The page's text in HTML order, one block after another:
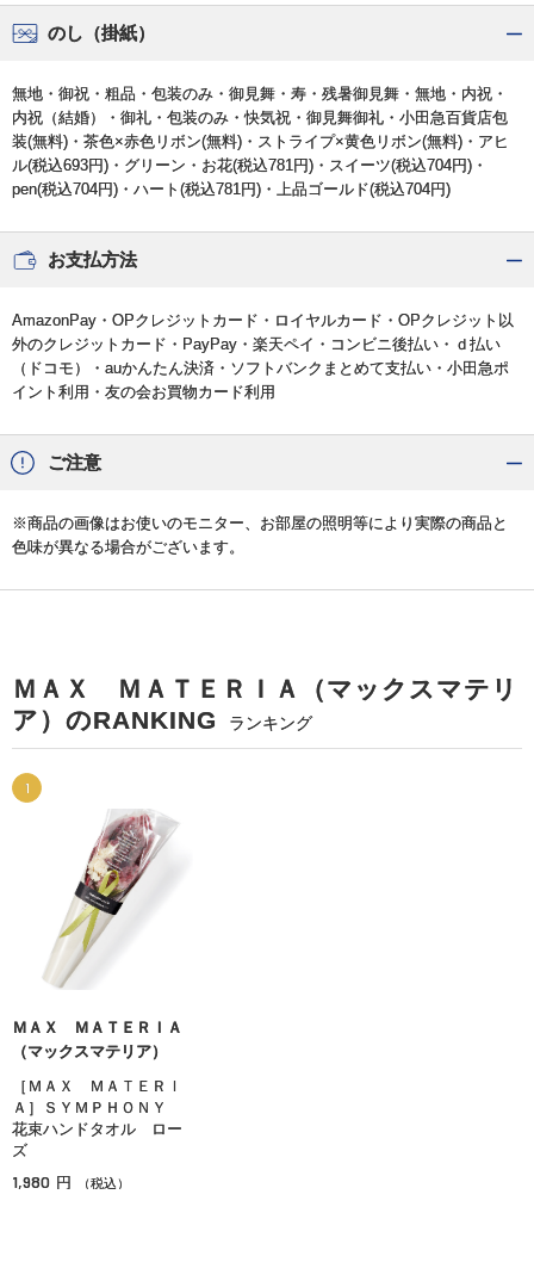
のし（掛紙）
無地・御祝・粗品・包装のみ・御見舞・寿・残暑御見舞・無地・内祝・
内祝（結婚）・御礼・包装のみ・快気祝・御見舞御礼・小田急百貨店包
装(無料)・茶色×赤色リボン(無料)・ストライプ×黄色リボン(無料)・アヒ
ル(税込693円)・グリーン・お花(税込781円)・スイーツ(税込704円)・
pen(税込704円)・ハート(税込781円)・上品ゴールド(税込704円)
お支払方法
AmazonPay・OPクレジットカード・ロイヤルカード・OPクレジット以
外のクレジットカード・PayPay・楽天ペイ・コンビニ後払い・ｄ払い
（ドコモ）・auかんたん決済・ソフトバンクまとめて支払い・小田急ポ
イント利用・友の会お買物カード利用
ご注意
※商品の画像はお使いのモニター、お部屋の照明等により実際の商品と
色味が異なる場合がございます。
ＭＡＸ ＭＡＴＥＲＩＡ（マックスマテリ
ア）のRANKING
ランキング
1
ＭＡＸ ＭＡＴＥＲＩＡ
（マックスマテリア）
［ＭＡＸ ＭＡＴＥＲＩ
Ａ］ＳＹＭＰＨＯＮＹ
花束ハンドタオル ロー
ズ
1,980 円 （税込）